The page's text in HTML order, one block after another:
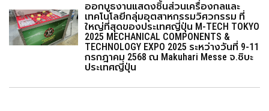
ออกบูธงานแสดงชิ้นส่วนเครื่องกลและ
เทคโนโลยีกลุ่มอุตสาหกรรมวิศวกรรม ที่
ใหญ่ที่สุดของประเทศญี่ปุ่น M-TECH TOKYO
2025 MECHANICAL COMPONENTS &
TECHNOLOGY EXPO 2025 ระหว่างวันที่ 9-11
กรกฎาคม 2568 ณ Makuhari Messe จ.ชิบะ
ประเทศญี่ปุ่น